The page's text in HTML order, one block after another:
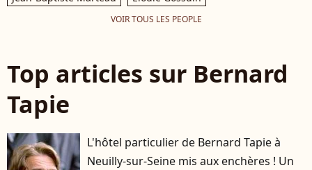
VOIR TOUS LES PEOPLE
Top articles sur Bernard
Tapie
L'hôtel particulier de Bernard Tapie à
Neuilly-sur-Seine mis aux enchères ! Un